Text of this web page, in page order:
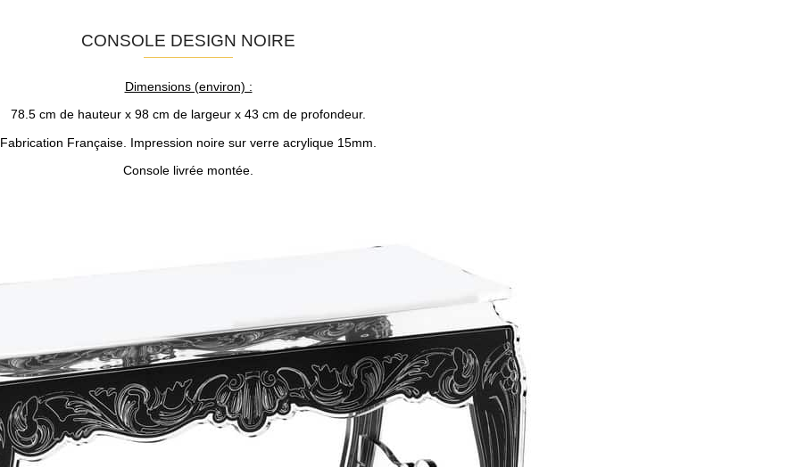
CONSOLE DESIGN NOIRE
Dimensions (environ) :
78.5 cm de hauteur x 98 cm de largeur x 43 cm de profondeur.
Fabrication Française. Impression noire sur verre acrylique 15mm.
Console livrée montée.